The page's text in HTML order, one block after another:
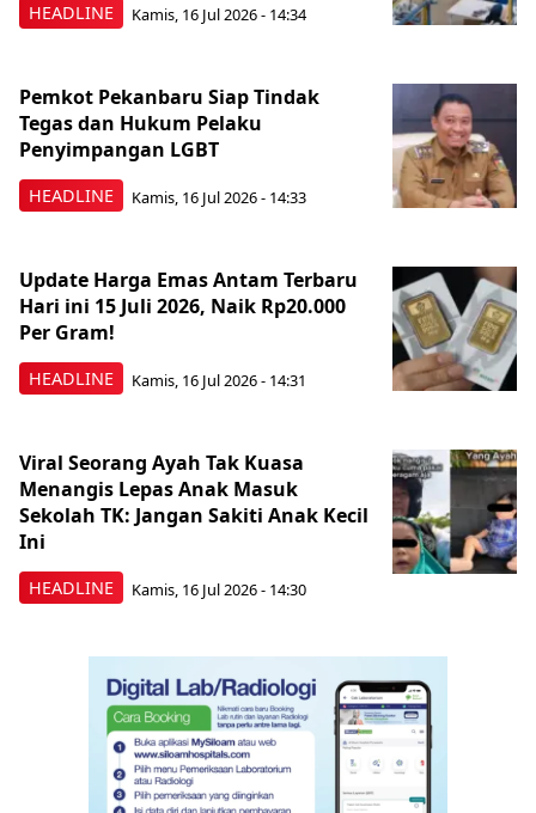
HEADLINE Kamis, 16 Jul 2026 - 14:34
HEADLINE
Pemkot Pekanbaru Siap Tindak
Tegas dan Hukum Pelaku
Penyimpangan LGBT
Kamis, 16 Jul 2026 - 14:33
HEADLINE
Update Harga Emas Antam Terbaru
Hari ini 15 Juli 2026, Naik Rp20.000
Per Gram!
Kamis, 16 Jul 2026 - 14:31
HEADLINE
Viral Seorang Ayah Tak Kuasa
Menangis Lepas Anak Masuk
Sekolah TK: Jangan Sakiti Anak Kecil
Ini
Kamis, 16 Jul 2026 - 14:30